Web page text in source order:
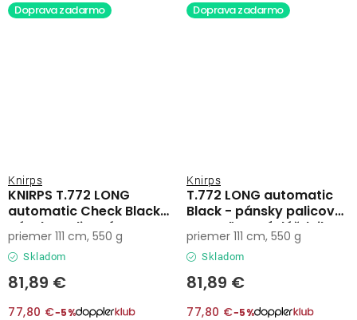
Doprava zadarmo
KNIRPS T.772 LONG
automatic Check Black -
pánsky palicový
vystreľovací dáždnik
Knirps
Skladom
81,89 €
77,80 €−5%
priemer 111 cm, 550 g
Doprava zadarmo
T.772 LONG automatic
Black - pánsky palicový
vystreľovací dáždnik
Knirps
Skladom
81,89 €
77,80 €−5%
priemer 111 cm, 550 g